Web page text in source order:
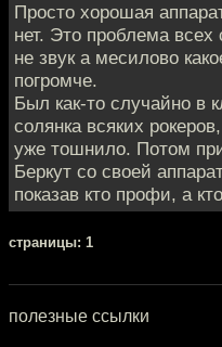
Просто хорошая
нет. Это проблема всех
не звук а месилово
погромче.
Был как-то случайно в
солянка всяких
уже тошнило. Потом
Беркут со своей
показав кто профи, а
cтраницы: 1
полезные ссылки